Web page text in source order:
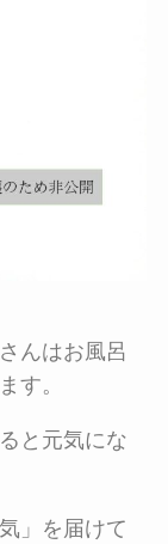
んはお風呂
す。
と元気にな
」を届けて